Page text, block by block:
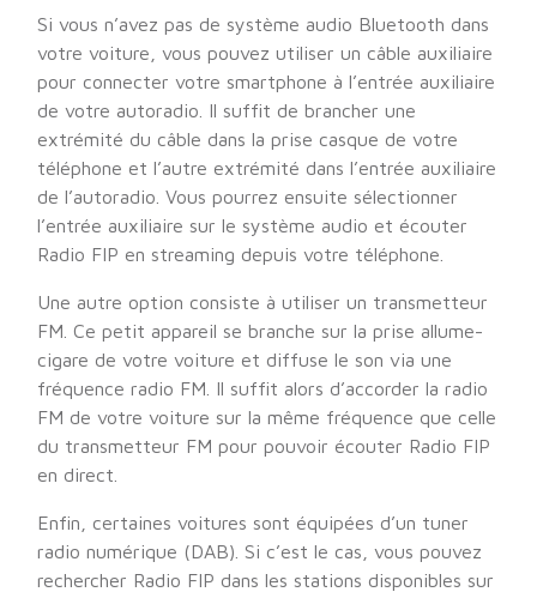
Si vous n’avez pas de système audio Bluetooth dans
votre voiture, vous pouvez utiliser un câble auxiliaire
pour connecter votre smartphone à l’entrée auxiliaire
de votre autoradio. Il suffit de brancher une
extrémité du câble dans la prise casque de votre
téléphone et l’autre extrémité dans l’entrée auxiliaire
de l’autoradio. Vous pourrez ensuite sélectionner
l’entrée auxiliaire sur le système audio et écouter
Radio FIP en streaming depuis votre téléphone.
Une autre option consiste à utiliser un transmetteur
FM. Ce petit appareil se branche sur la prise allume-
cigare de votre voiture et diffuse le son via une
fréquence radio FM. Il suffit alors d’accorder la radio
FM de votre voiture sur la même fréquence que celle
du transmetteur FM pour pouvoir écouter Radio FIP
en direct.
Enfin, certaines voitures sont équipées d’un tuner
radio numérique (DAB). Si c’est le cas, vous pouvez
rechercher Radio FIP dans les stations disponibles sur